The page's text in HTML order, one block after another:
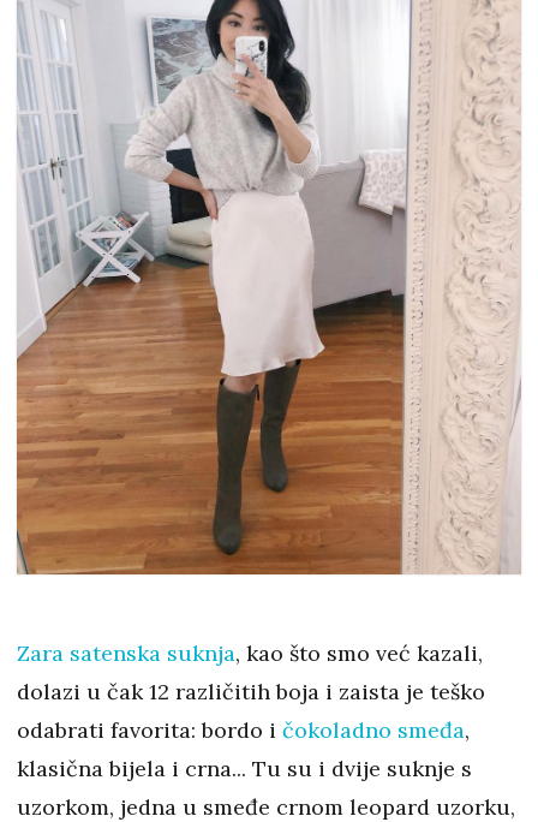
Zara satenska suknja, kao što smo već kazali,
dolazi u čak 12 različitih boja i zaista je teško
odabrati favorita: bordo i čokoladno smeđa,
klasična bijela i crna... Tu su i dvije suknje s
uzorkom, jedna u smeđe crnom leopard uzorku,